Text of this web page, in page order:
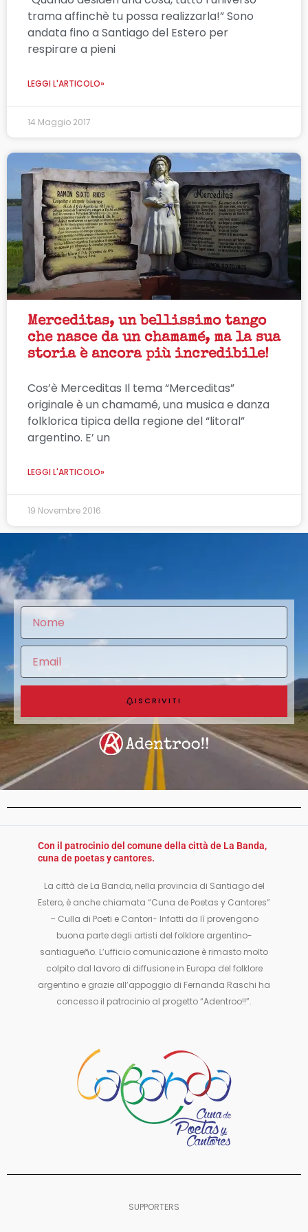
trama affinchè tu possa realizzarla!” Sono
andata fino a Santiago del Estero per
respirare a pieni
LEGGI L'ARTICOLO»
14 Maggio 2017
Merceditas, un bellissimo tango
che nasce da un chamamé, ma la sua
storia è ancora più incredibile!
Cos’è Merceditas Il tema “Merceditas”
originale è un chamamé, una musica e danza
folklorica tipica della regione del “litoral”
argentino. E’ un
LEGGI L'ARTICOLO»
19 Novembre 2016
ISCRIVITI
Con il patrocinio del comune della città de La Banda,
cuna de poetas y cantores.
La città de La Banda, nella provincia di Santiago del
Estero, è anche chiamata “Cuna de Poetas y Cantores”
– Culla di Poeti e Cantori- Infatti da lì provengono
buona parte degli artisti del folklore argentino-
santiagueño. L’ufficio comunicazione è rimasto molto
colpito dal lavoro di diffusione in Europa del folklore
argentino e grazie all’appoggio di Fernanda Raschi ha
concesso il patrocinio al progetto “Adentroo!!”.
SUPPORTERS